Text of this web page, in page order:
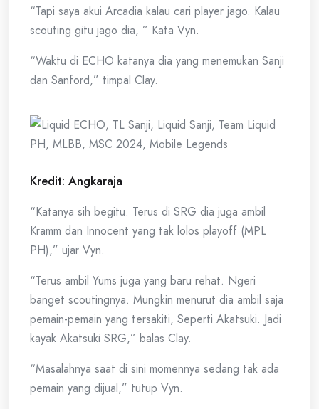
“Tapi saya akui Arcadia kalau cari player jago. Kalau
scouting gitu jago dia, ” Kata Vyn.
“Waktu di ECHO katanya dia yang menemukan Sanji
dan Sanford,” timpal Clay.
Kredit: Angkaraja
“Katanya sih begitu. Terus di SRG dia juga ambil
Kramm dan Innocent yang tak lolos playoff (MPL
PH),” ujar Vyn.
“Terus ambil Yums juga yang baru rehat. Ngeri
banget scoutingnya. Mungkin menurut dia ambil saja
pemain-pemain yang tersakiti, Seperti Akatsuki. Jadi
kayak Akatsuki SRG,” balas Clay.
“Masalahnya saat di sini momennya sedang tak ada
pemain yang dijual,” tutup Vyn.